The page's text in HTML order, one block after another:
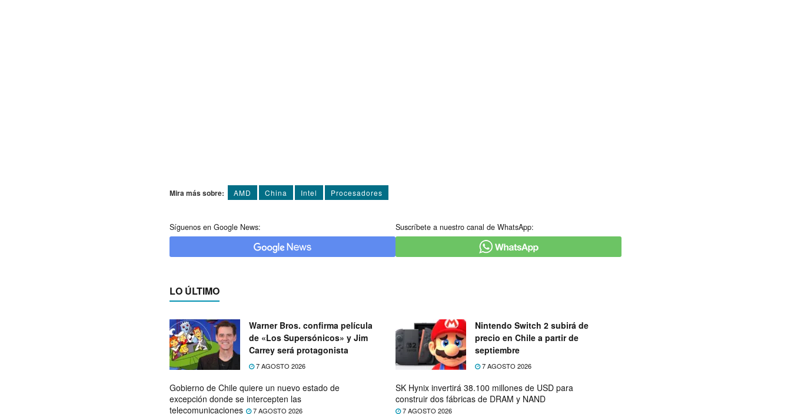
Mira más sobre: AMD China Intel Procesadores
Síguenos en Google News: Suscríbete a nuestro canal de WhatsApp:
LO ÚLTIMO
Warner Bros. confirma película
de «Los Supersónicos» y Jim
Carrey será protagonista
7 AGOSTO 2026
Nintendo Switch 2 subirá de
precio en Chile a partir de
septiembre
7 AGOSTO 2026
Gobierno de Chile quiere un nuevo estado de
excepción donde se intercepten las
telecomunicaciones
7 AGOSTO 2026
SK Hynix invertirá 38.100 millones de USD para
construir dos fábricas de DRAM y NAND
7 AGOSTO 2026